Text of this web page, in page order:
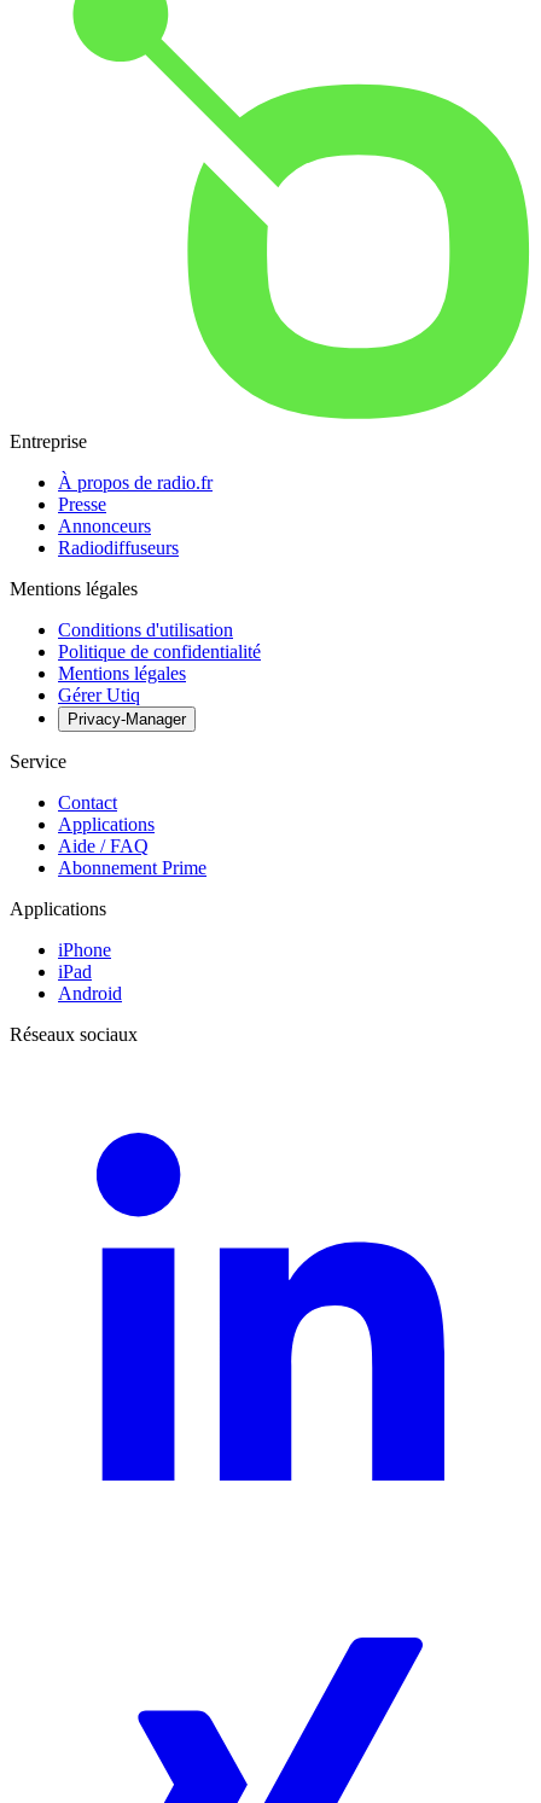
Entreprise
À propos de radio.fr
Presse
Annonceurs
Radiodiffuseurs
Mentions légales
Conditions d'utilisation
Politique de confidentialité
Mentions légales
Gérer Utiq
Privacy-Manager
Service
Contact
Applications
Aide / FAQ
Abonnement Prime
Applications
iPhone
iPad
Android
Réseaux sociaux